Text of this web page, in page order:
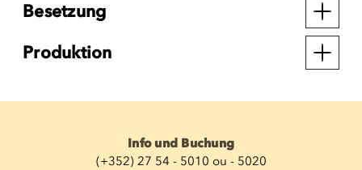
Besetzung
Produktion
Info und Buchung
(+352) 27 54 - 5010 ou - 5020